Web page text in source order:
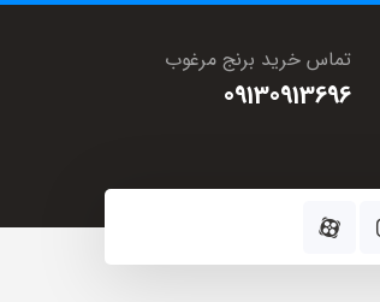
تماس خرید برنج مرغوب
09130913696